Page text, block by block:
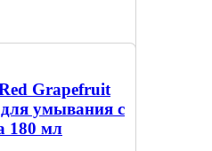
Grapefruit
умывания с
180 мл